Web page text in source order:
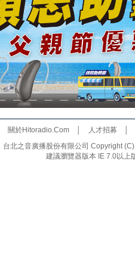
關於Hitoradio.Com│ 人才招募
台北之音廣播股份有限公司 Copyright
建議瀏覽器版本 IE 7.0以上